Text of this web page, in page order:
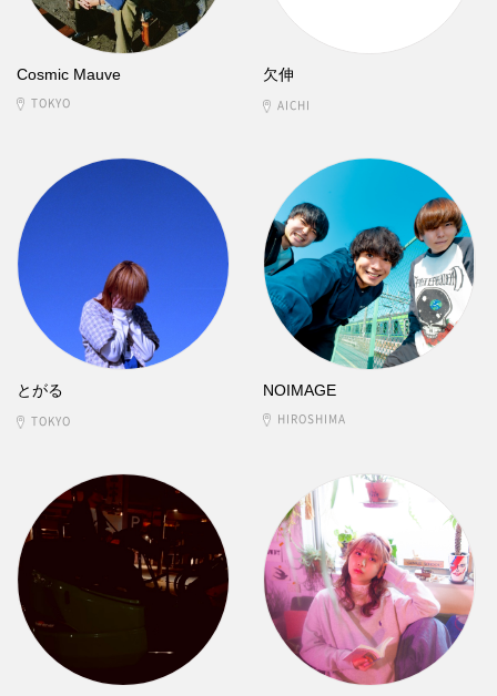
Cosmic Mauve
TOKYO
欠伸
AICHI
とがる
TOKYO
NOIMAGE
HIROSHIMA